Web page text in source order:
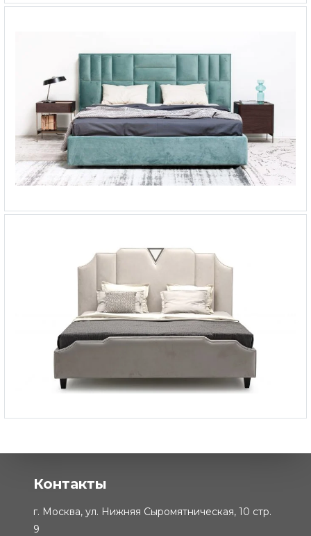
Контакты
г. Москва, ул. Нижняя Сыромятническая, 10 стр.
9